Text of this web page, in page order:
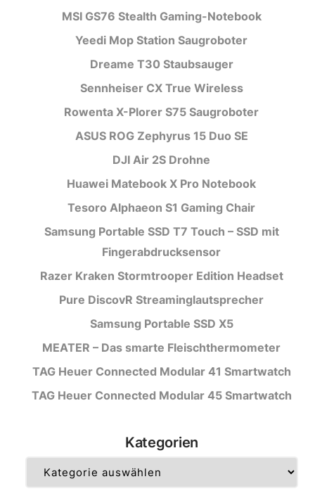
MSI GS76 Stealth Gaming-Notebook
Yeedi Mop Station Saugroboter
Dreame T30 Staubsauger
Sennheiser CX True Wireless
Rowenta X-Plorer S75 Saugroboter
ASUS ROG Zephyrus 15 Duo SE
DJI Air 2S Drohne
Huawei Matebook X Pro Notebook
Tesoro Alphaeon S1 Gaming Chair
Samsung Portable SSD T7 Touch – SSD mit
Fingerabdrucksensor
Razer Kraken Stormtrooper Edition Headset
Pure DiscovR Streaminglautsprecher
Samsung Portable SSD X5
MEATER – Das smarte Fleischthermometer
TAG Heuer Connected Modular 41 Smartwatch
TAG Heuer Connected Modular 45 Smartwatch
Kategorien